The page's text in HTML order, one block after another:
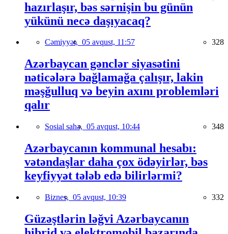
hazırlaşır, bəs sərnişin bu günün
yükünü necə daşıyacaq?
Cəmiyyət, 05 avqust, 11:57 328
Azərbaycan gənclər siyasətini
nəticələrə bağlamağa çalışır, lakin
məşğulluq və beyin axını problemləri
qalır
Sosial sahə, 05 avqust, 10:44 348
Azərbaycanın kommunal hesabı:
vətəndaşlar daha çox ödəyirlər, bəs
keyfiyyət tələb edə bilirlərmi?
Biznes, 05 avqust, 10:39 332
Güzəştlərin ləğvi Azərbaycanın